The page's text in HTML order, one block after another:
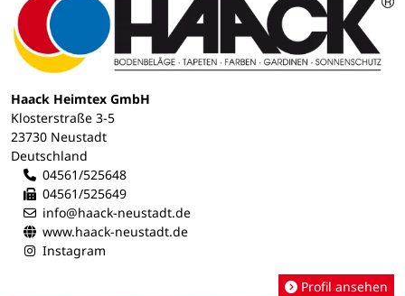
Haack Heimtex GmbH
Klosterstraße 3-5
23730 Neustadt
Deutschland
04561/525648
04561/525649
info@haack-neustadt.de
www.haack-neustadt.de
Instagram
Profil ansehen